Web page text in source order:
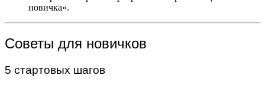
новичка».
Советы для новичков
5 стартовых шагов